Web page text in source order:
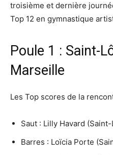
troisième et dernière
Top 12 en gymnastique
Poule 1 : Saint-
Marseille
Les Top scores de la
Saut : Lilly Havard
Barres : Loïcia Porte